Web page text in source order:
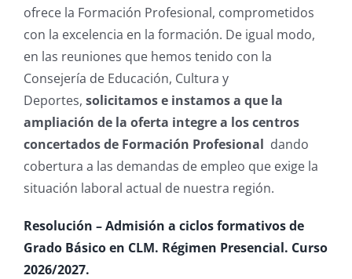
ofrece la Formación Profesional, comprometidos
con la excelencia en la formación. De igual modo,
en las reuniones que hemos tenido con la
Consejería de Educación, Cultura y
Deportes, solicitamos e instamos a que la
ampliación de la oferta integre a los centros
concertados de Formación Profesional dando
cobertura a las demandas de empleo que exige la
situación laboral actual de nuestra región.
Resolución – Admisión a ciclos formativos de
Grado Básico en CLM. Régimen Presencial. Curso
2026/2027.